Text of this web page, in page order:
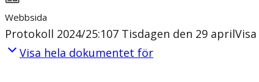
Webbsida
Protokoll 2024/25:107 Tisdagen den 29 april
Visa hela dokumentet för